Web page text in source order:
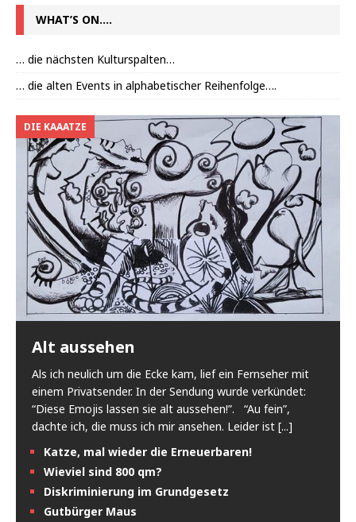
WHAT’S ON….
… die nächsten Kulturspalten…
… die alten Events in alphabetischer Reihenfolge….
DIE KAAATZE
Alt aussehen
Als ich neulich um die Ecke kam, lief ein Fernseher mit
einem Privatsender. In der Sendung wurde verkündet:
“Diese Emojis lassen sie alt aussehen!”. “Au fein”,
dachte ich, die muss ich mir ansehen. Leider ist [...]
Katze, mal wieder die Erneuerbaren!
Wieviel sind 800 qm?
Diskriminierung im Grundgesetz
Gutbürger Maus